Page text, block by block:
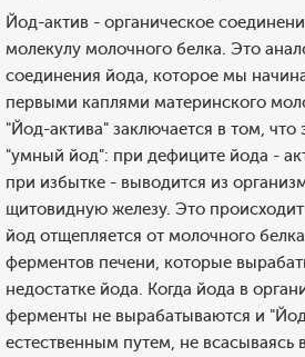
Йод-актив - органическое
молекулу молочного белка. Это
соединения йода, которое мы
первыми каплями материнского
"Йод-актива" заключается в том,
"умный йод": при дефиците йода -
при избытке - выводится из
щитовидную железу. Это
йод отщепляется от молочного
ферментов печени, которые
недостатке йода. Когда йода в
ферменты не вырабатываются и
естественным путем, не всасываясь